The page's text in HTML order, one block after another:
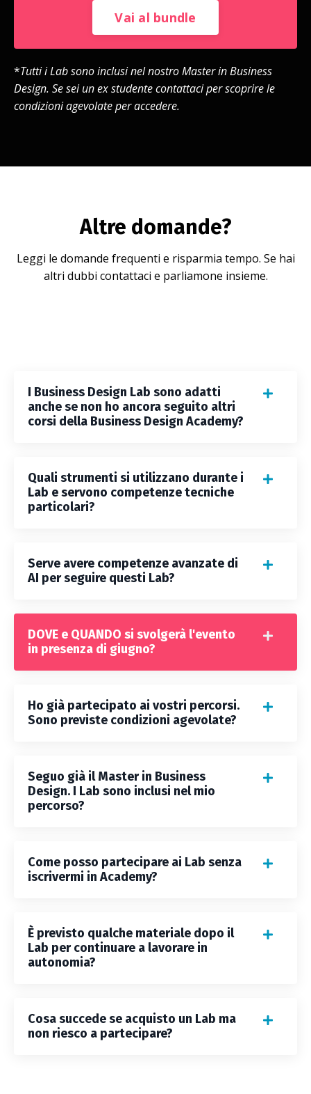
Vai al bundle
*Tutti i Lab sono inclusi nel nostro Master in Business
Design. Se sei un ex studente contattaci per scoprire le
condizioni agevolate per accedere.
Altre domande?
Leggi le domande frequenti e risparmia tempo. Se hai
altri dubbi contattaci e parliamone insieme.
I Business Design Lab sono adatti
anche se non ho ancora seguito altri
corsi della Business Design Academy?
Quali strumenti si utilizzano durante i
Lab e servono competenze tecniche
particolari?
Serve avere competenze avanzate di
AI per seguire questi Lab?
DOVE e QUANDO si svolgerà l'evento
in presenza di giugno?
Ho già partecipato ai vostri percorsi.
Sono previste condizioni agevolate?
Seguo già il Master in Business
Design. I Lab sono inclusi nel mio
percorso?
Come posso partecipare ai Lab senza
iscrivermi in Academy?
È previsto qualche materiale dopo il
Lab per continuare a lavorare in
autonomia?
Cosa succede se acquisto un Lab ma
non riesco a partecipare?